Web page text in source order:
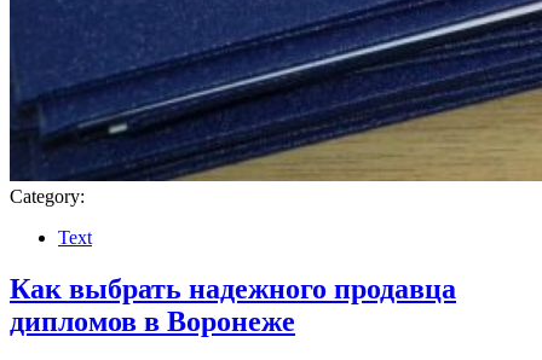
Category:
Text
Как выбрать надежного продавца
дипломов в Воронеже